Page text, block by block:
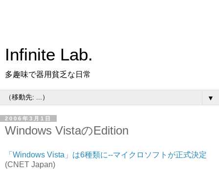
Infinite Lab.
多趣味で器用貧乏な日常
▼
2006年3月1日
Windows VistaのEdition
「Windows Vista」は6種類に--マイクロソフトが正式決定
(CNET Japan)